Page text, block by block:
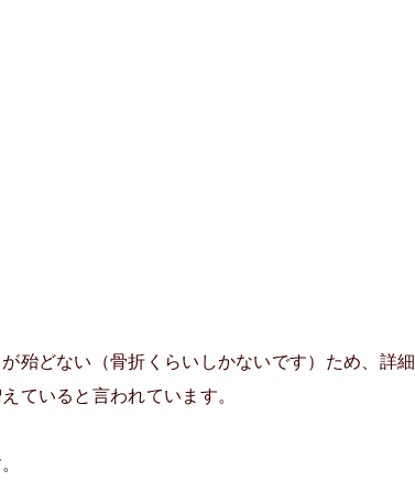
殆どない（骨折くらいしかないです）ため、詳細
ていると言われています。